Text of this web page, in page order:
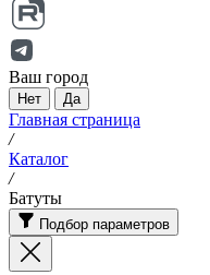
Ваш город
Нет Да
Главная страница
/
Каталог
/
Батуты
Подбор параметров